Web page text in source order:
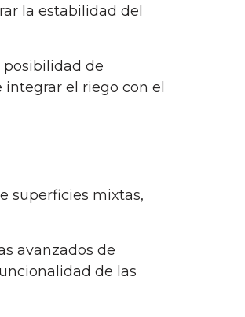
la estabilidad del
posibilidad de
el riego con el
superficies mixtas,
avanzados de
de las